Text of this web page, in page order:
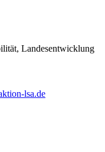
Landesentwicklung
lsa.de